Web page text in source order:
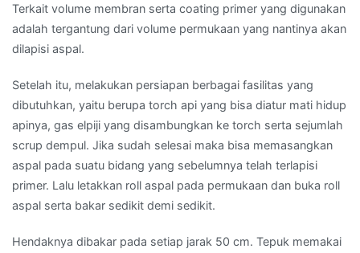
Terkait volume membran serta coating primer yang digunakan
adalah tergantung dari volume permukaan yang nantinya akan
dilapisi aspal.
Setelah itu, melakukan persiapan berbagai fasilitas yang
dibutuhkan, yaitu berupa torch api yang bisa diatur mati hidup
apinya, gas elpiji yang disambungkan ke torch serta sejumlah
scrup dempul. Jika sudah selesai maka bisa memasangkan
aspal pada suatu bidang yang sebelumnya telah terlapisi
primer. Lalu letakkan roll aspal pada permukaan dan buka roll
aspal serta bakar sedikit demi sedikit.
Hendaknya dibakar pada setiap jarak 50 cm. Tepuk memakai